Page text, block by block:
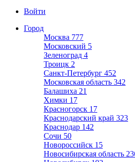
Войти
Город
Москва 777
Московский 5
Зеленоград 4
Троицк 2
Санкт-Петербург 452
Московская область 342
Балашиха 21
Химки 17
Красногорск 17
Краснодарский край 323
Краснодар 142
Сочи 50
Новороссийск 15
Новосибирская область